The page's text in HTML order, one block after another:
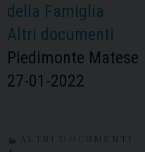
della Famiglia
Altri documenti
Piedimonte Matese
27-01-2022